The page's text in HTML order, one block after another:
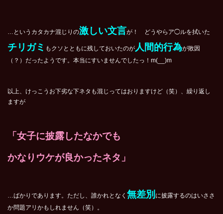
…というカタカナ混じりの激しい文言が！ どうやらア◯ルを拭いた
チリガミ もクソとともに残しておいたのが 人間的行為が敗因
（？）だったようです。本当にすいませんでしたっ！m(__)m
以上、けっこうお下劣な下ネタも混じってはおりますけど（笑）、繰り返し
ますが
「女子に披露したなかでも
かなりウケが良かったネタ」
…ばかりであります。ただし、誰かれとなく 無差別 に披露するのはいささ
か問題アリかもしれません（笑）。